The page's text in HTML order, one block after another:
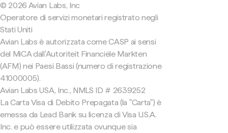
© 2026 Avian Labs, Inc
Operatore di servizi monetari registrato negli
Stati Uniti
Avian Labs è autorizzata come CASP ai sensi
del MiCA dall'Autoriteit Financiële Markten
(AFM) nei Paesi Bassi (numero di registrazione
41000005).
Avian Labs USA, Inc., NMLS ID # 2639252
La Carta Visa di Debito Prepagata (la "Carta") è
emessa da Lead Bank su licenza di Visa U.S.A.
Inc. e può essere utilizzata ovunque sia